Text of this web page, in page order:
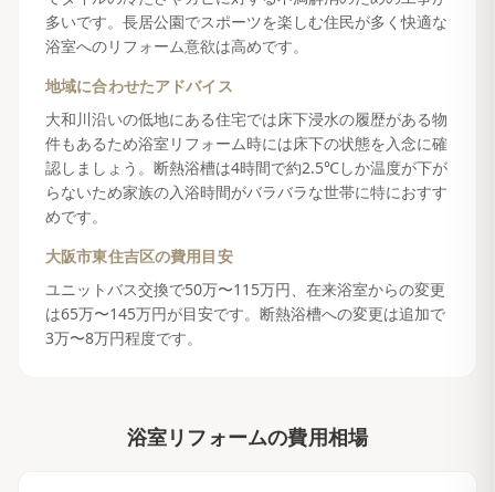
多いです。長居公園でスポーツを楽しむ住民が多く快適な
浴室へのリフォーム意欲は高めです。
地域に合わせたアドバイス
大和川沿いの低地にある住宅では床下浸水の履歴がある物
件もあるため浴室リフォーム時には床下の状態を入念に確
認しましょう。断熱浴槽は4時間で約2.5℃しか温度が下が
らないため家族の入浴時間がバラバラな世帯に特におすす
めです。
大阪市東住吉区の費用目安
ユニットバス交換で50万〜115万円、在来浴室からの変更
は65万〜145万円が目安です。断熱浴槽への変更は追加で
3万〜8万円程度です。
浴室リフォームの費用相場